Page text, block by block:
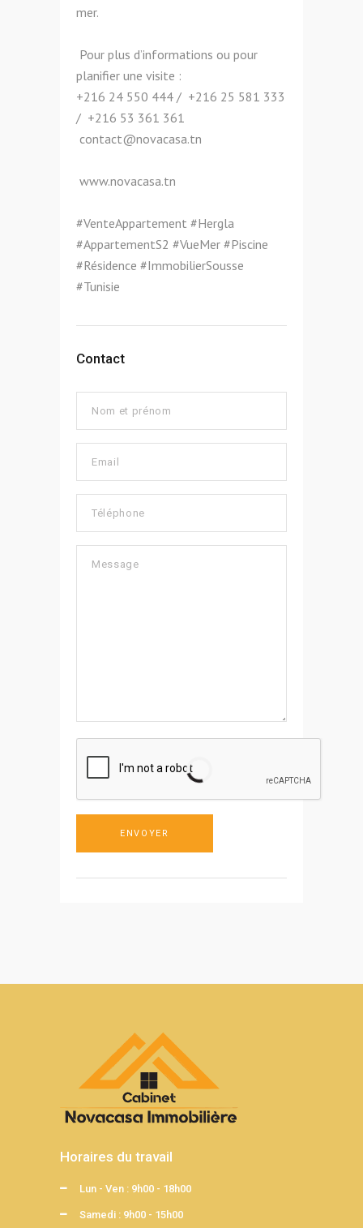
mer.
Pour plus d’informations ou pour
planifier une visite :
+216 24 550 444‬ / ‪+216 25 581 333‬
/ ‪+216 53 361 361‬
contact@novacasa.tn
www.novacasa.tn
#VenteAppartement #Hergla
#AppartementS2 #VueMer #Piscine
#Résidence #ImmobilierSousse
#Tunisie
Contact
Horaires du travail
Lun - Ven : 9h00 - 18h00
Samedi : 9h00 - 15h00